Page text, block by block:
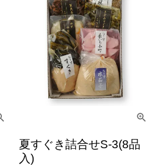
夏すぐき詰合せS-3(8品
入)